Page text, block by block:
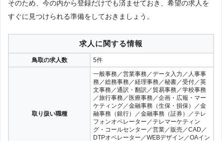
そのため、今の内から登録だけでも済ませておき、希望の求人を
すぐに見つけられる準備をしておきましょう。
求人に関する情報
鳥取の求人数 5件
取り扱い職種
一般事務／営業事務／データ入力／人事事
務／総務事務／経理事務／秘書／受付／英
文事務／通訳・翻訳／貿易事務／学校事務
／旅行事務／医療事務／企画・広報・マー
ケティング／金融事務（生保・損保）／金
融事務（銀行）／金融事務（証券）／テレ
フォンオペレーター／テレマーケティン
グ・コールセンター／営業／販売／CAD／
DTPオペレーター／WEBデザイン／OAイン